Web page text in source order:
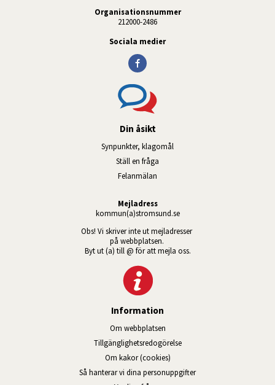
Organisationsnummer
212000-2486
Sociala medier
Din åsikt
Synpunkter, klagomål
Ställ en fråga
Felanmälan
Mejladress
kommun(a)stromsund.se
Obs! Vi skriver inte ut mejladresser
på webbplatsen.
Byt ut (a) till @ för att mejla oss.
Information
Om webbplatsen
Tillgänglig­hets­redo­görelse
Om kakor (cookies)
Så hanterar vi dina personuppgifter